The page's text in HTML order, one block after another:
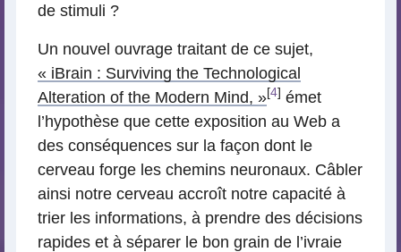
de stimuli ?
Un nouvel ouvrage traitant de ce sujet,
« iBrain : Surviving the Technological
Alteration of the Modern Mind, »[4] émet
l’hypothèse que cette exposition au Web a
des conséquences sur la façon dont le
cerveau forge les chemins neuronaux. Câbler
ainsi notre cerveau accroît notre capacité à
trier les informations, à prendre des décisions
rapides et à séparer le bon grain de l’ivraie